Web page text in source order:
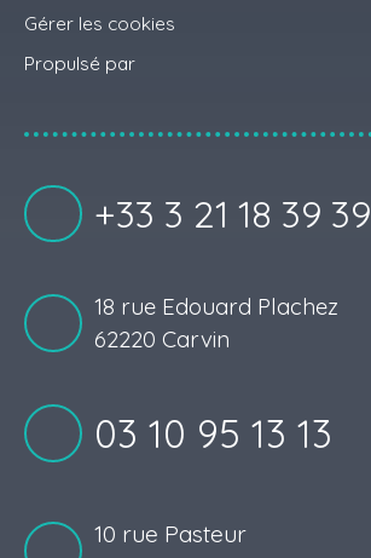
Gérer les cookies
Propulsé par
+33 3 21 18 39 39
18 rue Edouard Plachez
62220 Carvin
03 10 95 13 13
10 rue Pasteur